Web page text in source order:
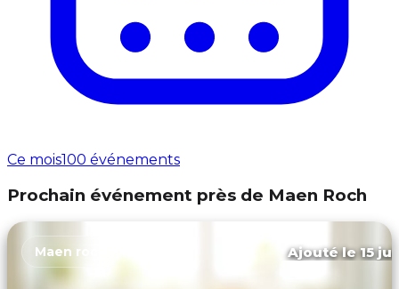
Ce mois100 événements
Prochain événement près de Maen Roch
Maen roch Ajouté le 15